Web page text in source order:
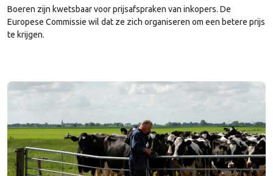
Boeren zijn kwetsbaar voor prijsafspraken van inkopers. De
Europese Commissie wil dat ze zich organiseren om een betere prijs
te krijgen.